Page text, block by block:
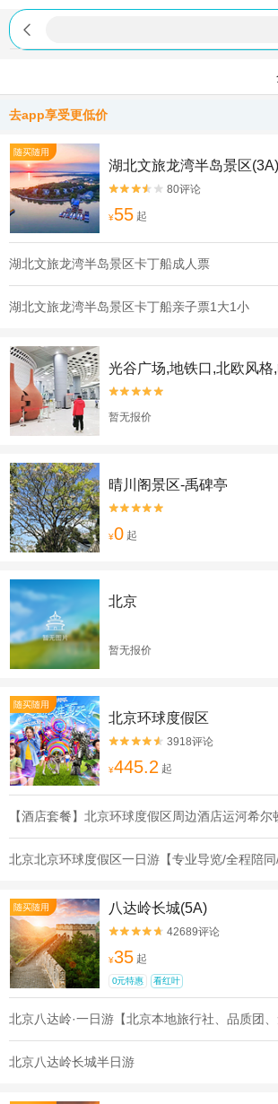

去app享受更低价
随买随用
湖北文旅龙湾半岛景区(3A)

 80评论
¥55 起
湖北文旅龙湾半岛景区卡丁船成人票
湖北文旅龙湾半岛景区卡丁船亲子票1大1小
光谷广场,地铁口,北欧风


暂无报价
晴川阁景区-禹碑亭


¥0 起
北京
暂无报价
随买随用
北京环球度假区

 3918评论
¥445.2 起
【酒店套餐】北京环球度假区周边酒店运河希
北京北京环球度假区一日游【专业导览/全程陪
随买随用 八达岭长城(5A)

 42689评论
¥35 起
0元特惠 看红叶
北京八达岭·一日游【北京本地旅行社、品质团
北京八达岭长城半日游